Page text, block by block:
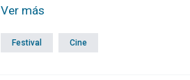
Ver más
Festival Cine